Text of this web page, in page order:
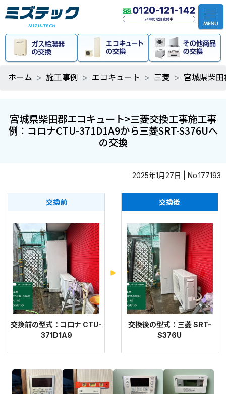
ホーム 施工事例 エコキュート 三菱 宮城県柴
宮城県柴田郡エコキュート>三菱交換工事施工事
例：コロナCTU-371D1A9から三菱SRT-S376Uへ
の交換
2025年1月27日 | No.177193
交換前
交換前の型式：コロナ CTU-
371D1A9
交換後
交換後の型式：三菱 SRT-
S376U